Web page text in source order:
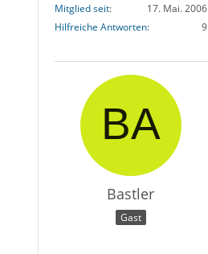
Mitglied seit
17. Mai. 2006
Hilfreiche Antworten
9
Bastler
Gast